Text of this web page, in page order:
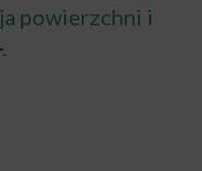
powierzchni i
.